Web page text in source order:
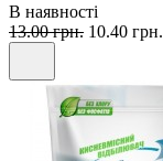
В наявності
13.00 грн. 10.40 грн.